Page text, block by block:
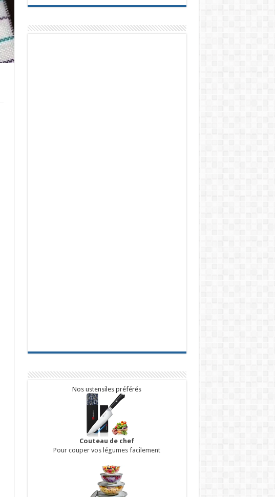
Nos ustensiles préférés
Couteau de chef
Pour couper vos légumes facilement